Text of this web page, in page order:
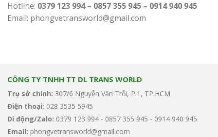
Hotline: 0379 123 994 – 0857 355 945 – 0914 940 945
Email: phongvetransworld@gmail.com
CÔNG TY TNHH TT DL TRANS WORLD
Trụ sở chính: 307/6 Nguyễn Văn Trỗi, P.1, TP.HCM
Điện thoại: 028 3535 5945
Di động/Zalo: 0379 123 994 - 0857 355 945 - 0914 940 945
Email: phongvetransworld@gmail.com